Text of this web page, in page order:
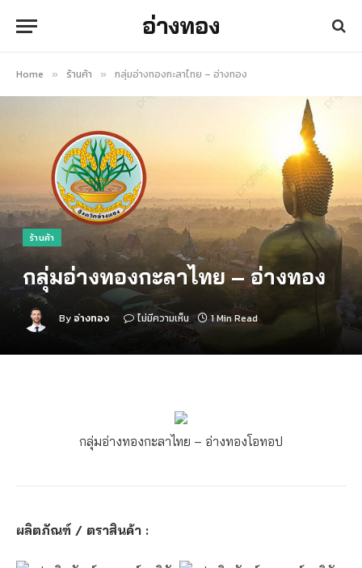
อ่างทอง
Home » ร้านค้า » กลุ่มอ่างทองกะลาไทย – อ่างทอง
ร้านค้า
กลุ่มอ่างทองกะลาไทย – อ่างทอง
By อ่างทอง ไม่มีความเห็น 1 Min Read
กลุ่มอ่างทองกะลาไทย – อ่างทองโอทอป
ผลิตภัณฑ์ / ตราสินค้า :